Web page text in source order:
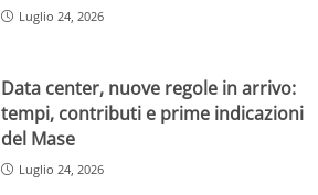
Luglio 24, 2026
Data center, nuove regole in arrivo:
tempi, contributi e prime indicazioni
del Mase
Luglio 24, 2026